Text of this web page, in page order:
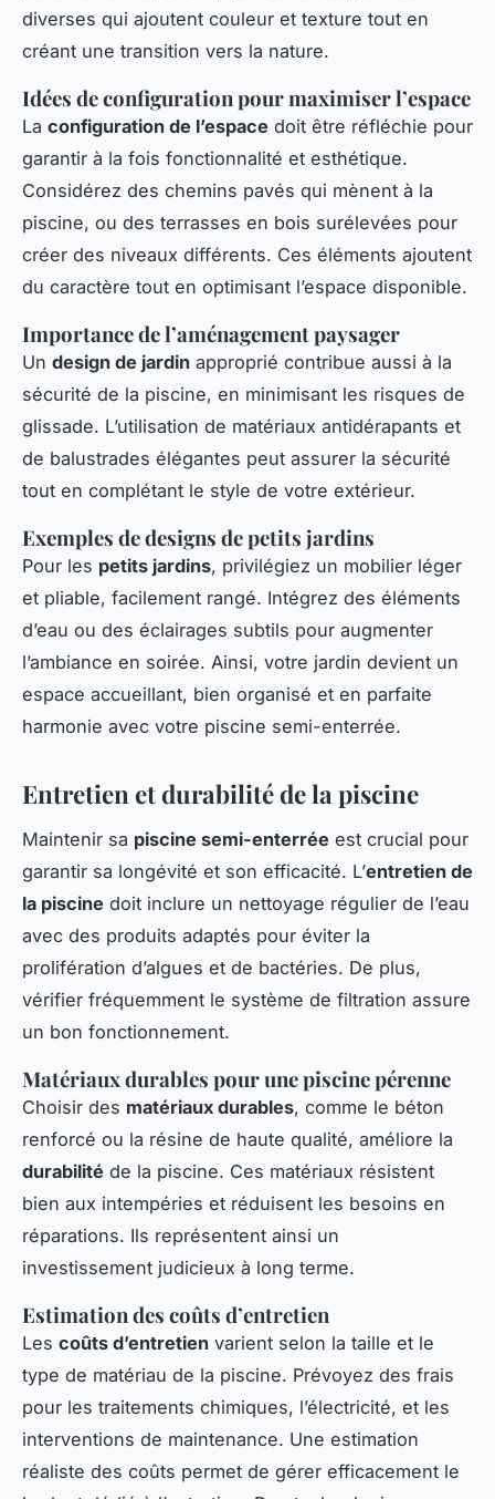
diverses qui ajoutent couleur et texture tout en
créant une transition vers la nature.
Idées de configuration pour maximiser l’espace
La configuration de l’espace doit être réfléchie pour
garantir à la fois fonctionnalité et esthétique.
Considérez des chemins pavés qui mènent à la
piscine, ou des terrasses en bois surélevées pour
créer des niveaux différents. Ces éléments ajoutent
du caractère tout en optimisant l’espace disponible.
Importance de l’aménagement paysager
Un design de jardin approprié contribue aussi à la
sécurité de la piscine, en minimisant les risques de
glissade. L’utilisation de matériaux antidérapants et
de balustrades élégantes peut assurer la sécurité
tout en complétant le style de votre extérieur.
Exemples de designs de petits jardins
Pour les petits jardins, privilégiez un mobilier léger
et pliable, facilement rangé. Intégrez des éléments
d’eau ou des éclairages subtils pour augmenter
l’ambiance en soirée. Ainsi, votre jardin devient un
espace accueillant, bien organisé et en parfaite
harmonie avec votre piscine semi-enterrée.
Entretien et durabilité de la piscine
Maintenir sa piscine semi-enterrée est crucial pour
garantir sa longévité et son efficacité. L’entretien de
la piscine doit inclure un nettoyage régulier de l’eau
avec des produits adaptés pour éviter la
prolifération d’algues et de bactéries. De plus,
vérifier fréquemment le système de filtration assure
un bon fonctionnement.
Matériaux durables pour une piscine pérenne
Choisir des matériaux durables, comme le béton
renforcé ou la résine de haute qualité, améliore la
durabilité de la piscine. Ces matériaux résistent
bien aux intempéries et réduisent les besoins en
réparations. Ils représentent ainsi un
investissement judicieux à long terme.
Estimation des coûts d’entretien
Les coûts d’entretien varient selon la taille et le
type de matériau de la piscine. Prévoyez des frais
pour les traitements chimiques, l’électricité, et les
interventions de maintenance. Une estimation
réaliste des coûts permet de gérer efficacement le